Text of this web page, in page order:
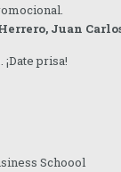
Juan
prisa!
Schoool